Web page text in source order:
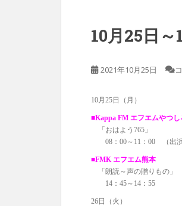
10月25日
2021年10月25日
10月25日（月）
■Kappa FM エフエムやつし
「おはよう765」
08：00～11：00 （出
■FMK エフエム熊本
「朗読～声の贈りもの」
14：45～14：55
26日（火）